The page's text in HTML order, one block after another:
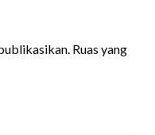
Ruas yang